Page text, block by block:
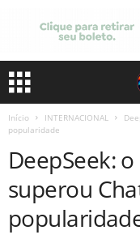
Início INTERNACIONAL
popularidade
DeepSeek:
superou